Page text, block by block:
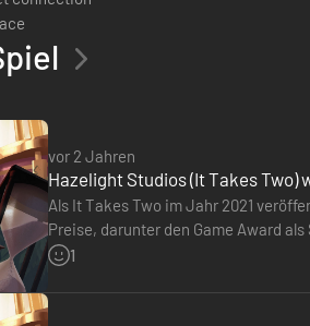
Spieleentwickler-Studio mit Sitz
of Two Sons) gegründet und hat es sich
selbständigsten und
verzaubern und inspirieren.
vor 2 Jahren
Hazelight Studios (It Takes Two)
Als It Takes Two im Jahr 2021
Preise, darunter den Game Award
charismatischen Josef Fares
1